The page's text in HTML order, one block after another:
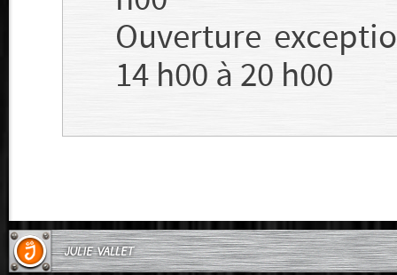
Ouverture
14 h00 à 20 h00